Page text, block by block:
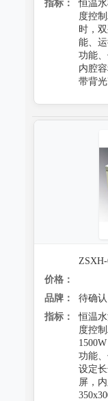
指标：
恒温
度控
时，
能、
功能
内腔
带背
价格：
品牌：
待确认
指标：
恒温
度控
功能
设定
屏，